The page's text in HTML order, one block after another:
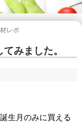
レポ
みました。
生月のみに買える